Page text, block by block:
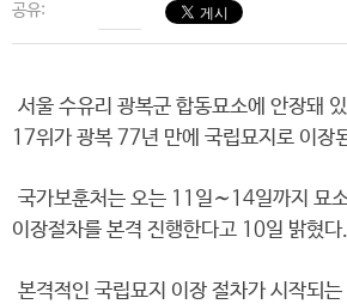
공유:
서울 수유리 광복군 합동묘소에 안장돼
17위가 광복 77년 만에 국립묘지로 이장
국가보훈처는 오는 11일∼14일까지 묘
이장절차를 본격 진행한다고 10일 밝혔다.
본격적인 국립묘지 이장 절차가 시작되